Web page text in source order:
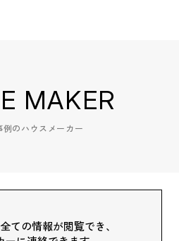
MAKER
例のハウスメーカー
ての情報が閲覧でき、